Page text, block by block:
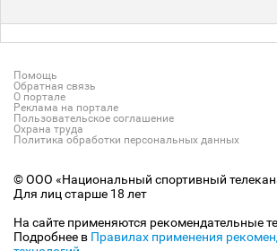
Помощь
Обратная связь
О портале
Реклама на портале
Пользовательское соглашение
Охрана труда
Политика обработки персональных данных
© ООО «Национальный спортивный
Для лиц старше 18 лет
На сайте применяются рекомендательные
Подробнее в Правилах применения